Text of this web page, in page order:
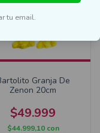
Granja De
Zenon 20cm
$49.999
$44.999,10 con
tu email.